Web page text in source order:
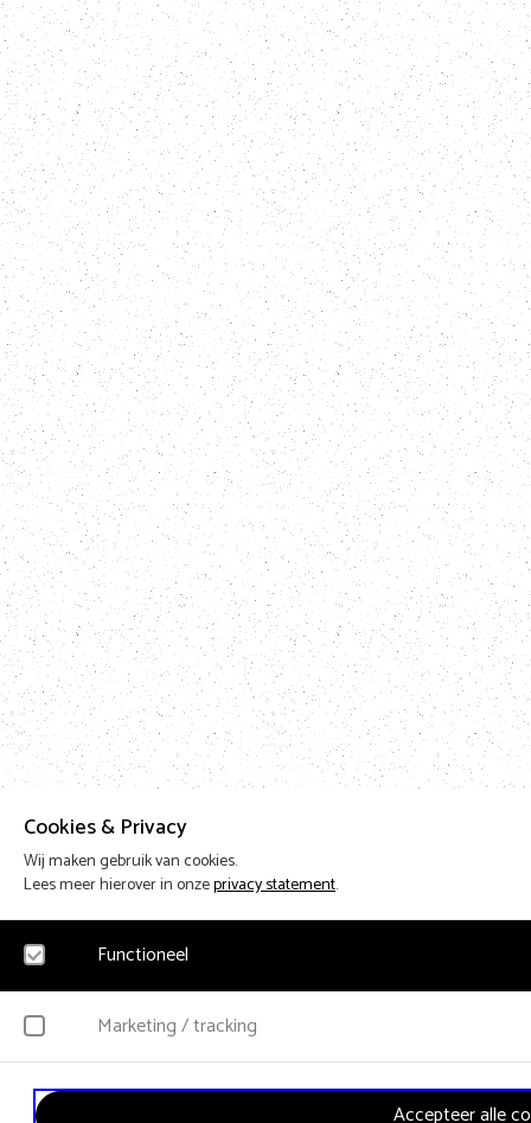
Cookies & Privacy
Wij maken gebruik van cookies.
Lees meer hierover in onzeprivacy statement.
Functioneel
Noodzakelijk
persoonsgegevens verzameld.
Marketing / tracking
YouTube
Accepteer alle